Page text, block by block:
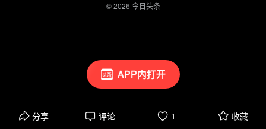
APP内打开
分享 评论 1 收藏
—— ©2026 今日头条——